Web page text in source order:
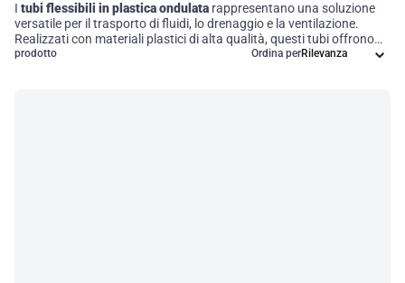
I tubi flessibili in plastica ondulata rappresentano una soluzione
versatile per il trasporto di fluidi, lo drenaggio e la ventilazione.
Realizzati con materiali plastici di alta qualità, questi tubi offrono
un'eccellente resistenza chimica e agli agenti ambientali,
prodotto Ordina per